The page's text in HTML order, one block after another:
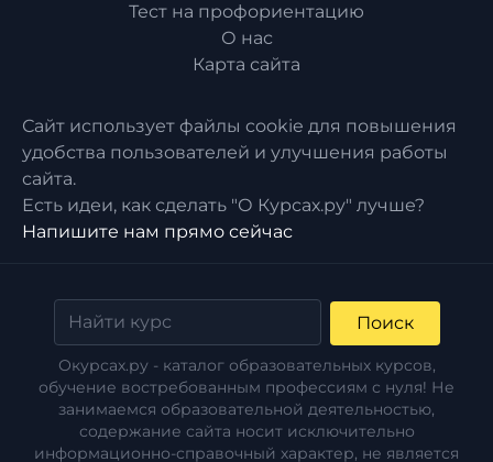
Тест на профориентацию
О нас
Карта сайта
Сайт использует файлы cookie для повышения
удобства пользователей и улучшения работы
сайта.
Есть идеи, как сделать "О Курсах.ру" лучше?
Напишите нам прямо сейчас
Поиск
Окурсах.ру - каталог образовательных курсов,
обучение востребованным профессиям с нуля! Не
занимаемся образовательной деятельностью,
содержание сайта носит исключительно
информационно-справочный характер, не является